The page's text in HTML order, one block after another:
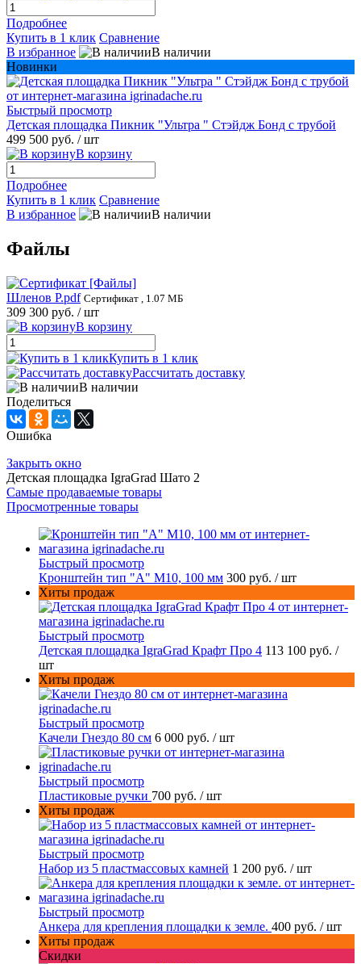
Подробнее
Купить в 1 клик Сравнение
В избранное
В наличии
Новинки
Быстрый просмотр
Детская площадка Пикник "Ультра " Стэйдж Бонд с трубой
499 500 руб. / шт
В корзину
Подробнее
Купить в 1 клик Сравнение
В избранное
В наличии
Файлы
Шленов Р.pdf Сертификат , 1.07 МБ
309 300 руб. / шт
В корзину
Купить в 1 клик
Рассчитать доставку
В наличии
Поделиться
Ошибка
Закрыть окно
Детская площадка IgraGrad Шато 2
Самые продаваемые товары
Просмотренные товары
Быстрый просмотр
Кронштейн тип "A" M10, 100 мм 300 руб. / шт
Хиты продаж
Быстрый просмотр
Детская площадка IgraGrad Крафт Про 4 113 100 руб. /
шт
Хиты продаж
Быстрый просмотр
Качели Гнездо 80 см 6 000 руб. / шт
Быстрый просмотр
Пластиковые ручки 700 руб. / шт
Хиты продаж
Быстрый просмотр
Набор из 5 пластмассовых камней 1 200 руб. / шт
Быстрый просмотр
Анкера для крепления площадки к земле. 400 руб. / шт
Хиты продаж
Скидки